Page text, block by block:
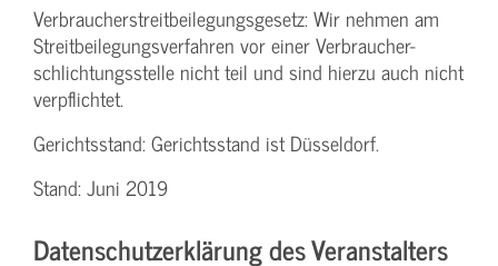
Verbraucher­streitbeilegungs­gesetz: Wir nehmen am
Streit­beilegungs­verfahren vor einer Verbraucher­
schlichtungs­stelle nicht teil und sind hierzu auch nicht
verpflichtet.
Gerichtsstand: Gerichtsstand ist Düsseldorf.
Stand: Juni 2019
Datenschutzerklärung des Veranstalters